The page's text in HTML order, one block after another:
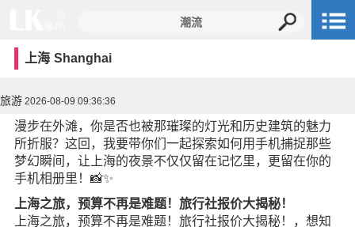
上海 Shanghai
旅游 2026-08-09 09:36:36
漫步在外滩，你是否也被那璀璨的灯光和历史建筑的魅力
所折服？这回，我要带你们一起探索如何用手机捕捉那些
梦幻瞬间，让上海的夜景不仅仅留在记忆里，更留在你的
手机相册里！📸✨
上海之旅，预算不再是难题！旅行社报价大揭秘！
上海之旅，预算不再是难题！旅行社报价大揭秘！，想知